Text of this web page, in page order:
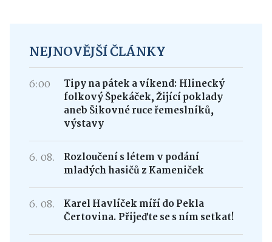
NEJNOVĚJŠÍ ČLÁNKY
6:00
Tipy na pátek a víkend: Hlinecký
folkový Špekáček, Žijící poklady
aneb Šikovné ruce řemeslníků,
výstavy
6. 08.
Rozloučení s létem v podání
mladých hasičů z Kameniček
6. 08.
Karel Havlíček míří do Pekla
Čertovina. Přijeďte se s ním setkat!